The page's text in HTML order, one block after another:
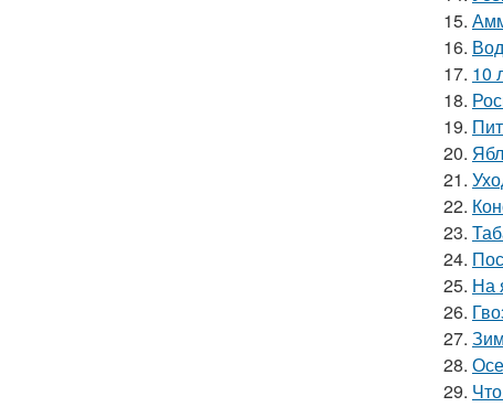
15.
16.
17. 10
18.
19.
20.
21.
22.
23.
24.
25. На
26.
27.
28.
29.